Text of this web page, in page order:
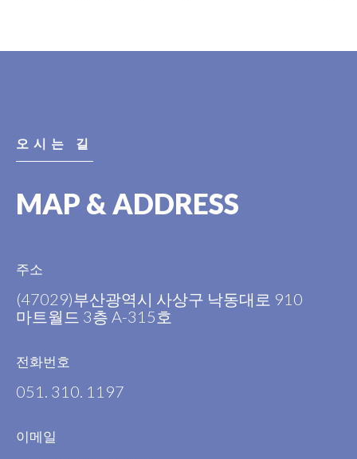
오시는 길
MAP & ADDRESS
주소
(47029)부산광역시 사상구 낙동대로 910
마트월드 3층 A-315호
전화번호
051. 310. 1197
이메일